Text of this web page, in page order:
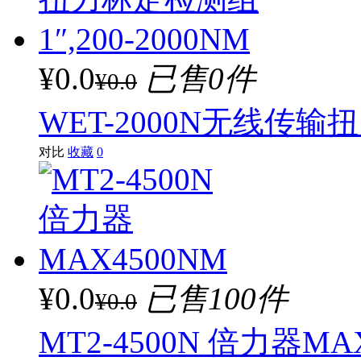
¥0.0¥0.0 已售0件
WET-2000N无线传输
对比 收藏 0
¥0.0¥0.0 已售100件
MT2-4500N 倍力器